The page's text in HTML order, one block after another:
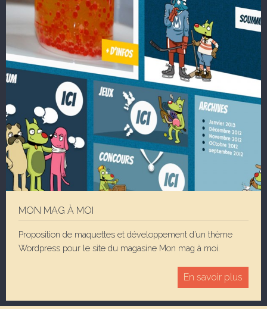
MON MAG À MOI
Proposition de maquettes et développement d’un thème
Wordpress pour le site du magasine Mon mag à moi.
En savoir plus